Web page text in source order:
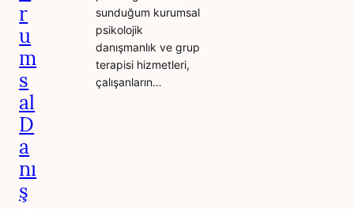
r
u
m
s
al
D
a
nı
ş
sunduğum kurumsal
psikolojik
danışmanlık ve grup
terapisi hizmetleri,
çalışanların…